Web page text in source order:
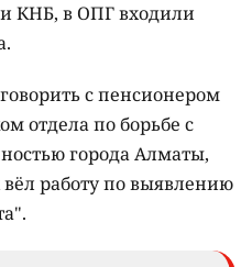
КНБ, в ОПГ входили
с пенсионером
отдела по борьбе с
города Алматы,
работу по выявлению